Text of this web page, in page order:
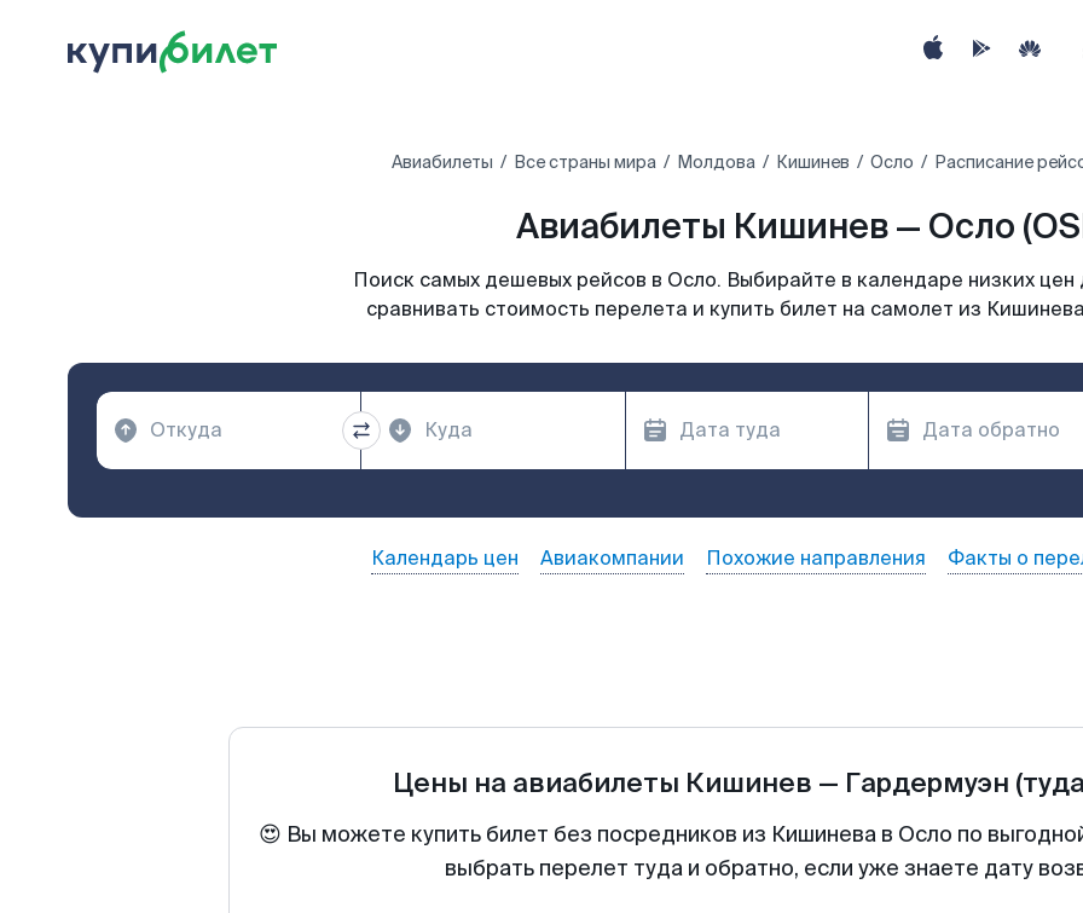
Авиабилеты Все страны мира Молдова Кишинев Осло Расписание
Авиабилеты Кишинев — Осло
Поиск самых дешевых рейсов в Осло. Выбирайте в календаре низких цен
сравнивать стоимость перелета и купить билет на самолет из
Календарь цен Авиакомпании Похожие направления Факты о
Цены на авиабилеты Кишинев — Гардермуэн
😍 Вы можете купить билет без посредников из Кишинева в Осло по
выбрать перелет туда и обратно, если уже знаете дату